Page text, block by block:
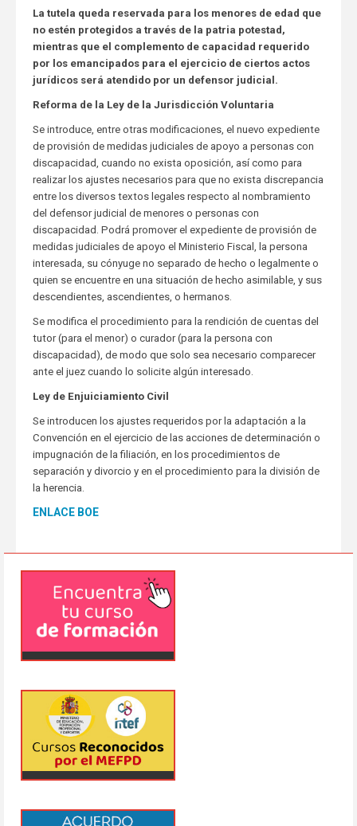
La tutela queda reservada para los menores de edad que
no estén protegidos a través de la patria potestad,
mientras que el complemento de capacidad requerido
por los emancipados para el ejercicio de ciertos actos
jurídicos será atendido por un defensor judicial.
Reforma de la Ley de la Jurisdicción Voluntaria
Se introduce, entre otras modificaciones, el nuevo expediente
de provisión de medidas judiciales de apoyo a personas con
discapacidad, cuando no exista oposición, así como para
realizar los ajustes necesarios para que no exista discrepancia
entre los diversos textos legales respecto al nombramiento
del defensor judicial de menores o personas con
discapacidad. Podrá promover el expediente de provisión de
medidas judiciales de apoyo el Ministerio Fiscal, la persona
interesada, su cónyuge no separado de hecho o legalmente o
quien se encuentre en una situación de hecho asimilable, y sus
descendientes, ascendientes, o hermanos.
Se modifica el procedimiento para la rendición de cuentas del
tutor (para el menor) o curador (para la persona con
discapacidad), de modo que solo sea necesario comparecer
ante el juez cuando lo solicite algún interesado.
Ley de Enjuiciamiento Civil
Se introducen los ajustes requeridos por la adaptación a la
Convención en el ejercicio de las acciones de determinación o
impugnación de la filiación, en los procedimientos de
separación y divorcio y en el procedimiento para la división de
la herencia.
ENLACE BOE